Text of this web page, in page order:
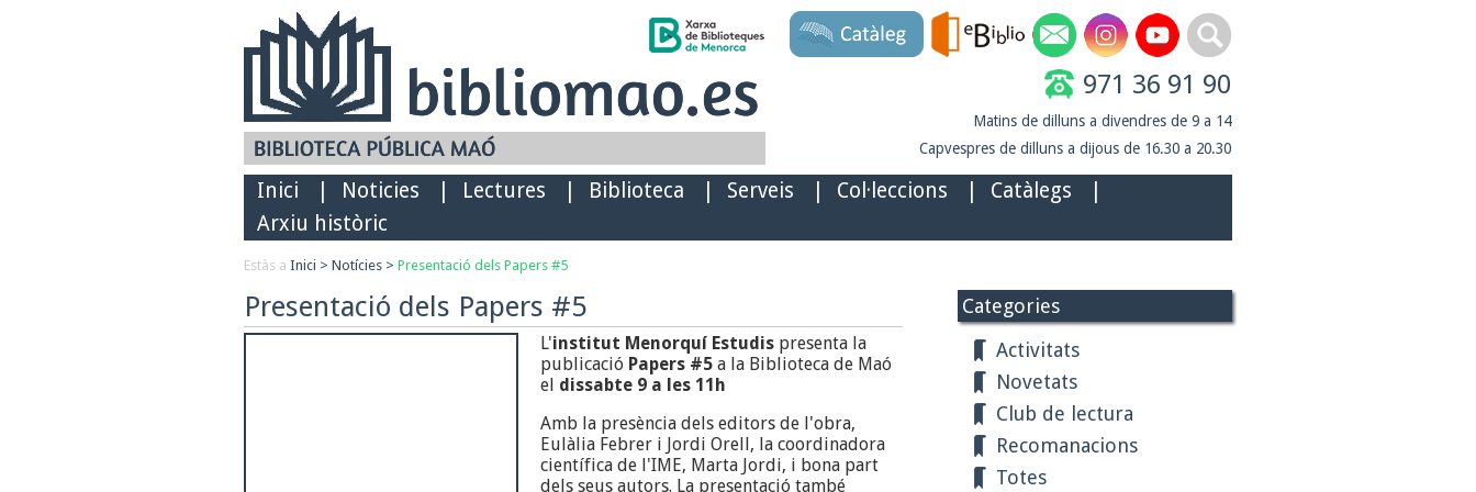
971 36 91 90
Matins de dilluns a divendres de 9 a 14
Capvespres de dilluns a dijous de 16.30 a 20.30
Inici Noticies Lectures Biblioteca Serveis Col·leccions Catàlegs
Arxiu històric
Estàs a Inici > Notícies > Presentació dels Papers #5
Presentació dels Papers #5
L'institut Menorquí Estudis presenta la
publicació Papers #5 a la Biblioteca de Maó
el dissabte 9 a les 11h
Amb la presència dels editors de l'obra,
Eulàlia Febrer i Jordi Orell, la coordinadora
científica de l'IME, Marta Jordi, i bona part
dels seus autors. La presentació també
Categories
Activitats
Novetats
Club de lectura
Recomanacions
Totes